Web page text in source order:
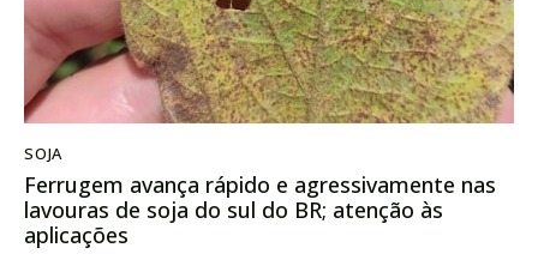
SOJA
Ferrugem avança rápido e agressivamente nas
lavouras de soja do sul do BR; atenção às
aplicações